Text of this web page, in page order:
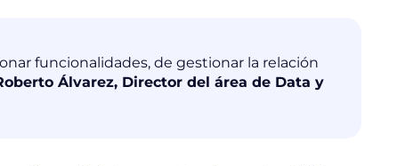
funcionalidades, de gestionar la relación
Álvarez, Director del área de Data y